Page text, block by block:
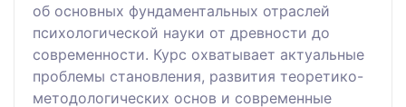
об основных фундаментальных отраслей
психологической науки от древности до
современности. Курс охватывает актуальные
проблемы становления, развития теоретико-
методологических основ и современные